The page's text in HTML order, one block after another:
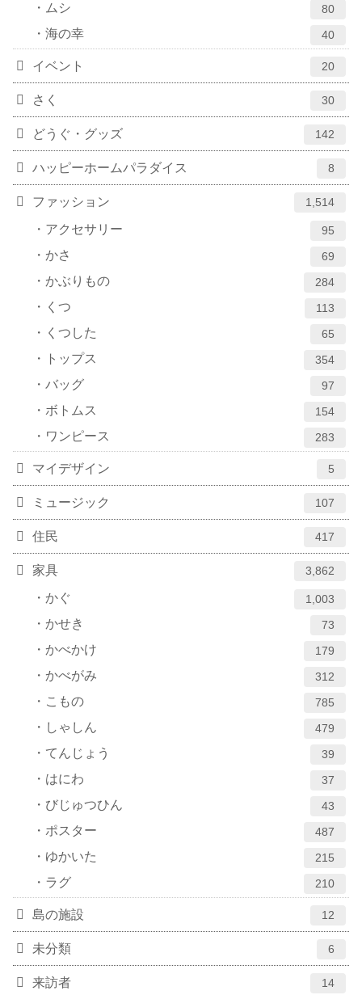
ムシ 80
海の幸 40
イベント 20
さく 30
どうぐ・グッズ 142
ハッピーホームパラダイス 8
ファッション 1,514
アクセサリー 95
かさ 69
かぶりもの 284
くつ 113
くつした 65
トップス 354
バッグ 97
ボトムス 154
ワンピース 283
マイデザイン 5
ミュージック 107
住民 417
家具 3,862
かぐ 1,003
かせき 73
かべかけ 179
かべがみ 312
こもの 785
しゃしん 479
てんじょう 39
はにわ 37
びじゅつひん 43
ポスター 487
ゆかいた 215
ラグ 210
島の施設 12
未分類 6
来訪者 14